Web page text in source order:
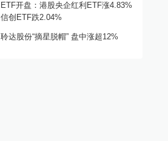
ETF开盘：港股央企红利ETF涨4.83%
信创ETF跌2.04%
聆达股份“摘星脱帽” 盘中涨超12%